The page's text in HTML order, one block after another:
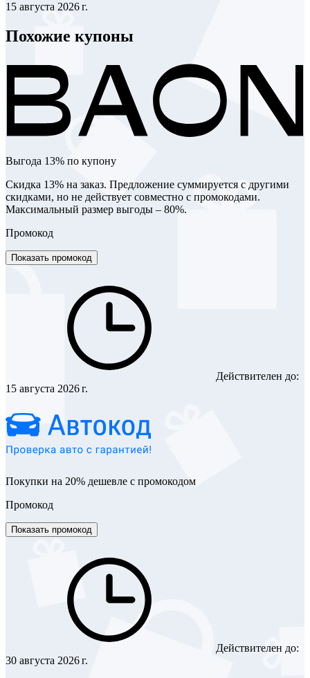
15 августа 2026 г.
Похожие купоны
Выгода 13% по купону
Скидка 13% на заказ. Предложение суммируется с другими
скидками, но не действует совместно с промокодами.
Максимальный размер выгоды – 80%.
Промокод
Показать промокод
Действителен до:
15 августа 2026 г.
Покупки на 20% дешевле с промокодом
Промокод
Показать промокод
Действителен до:
30 августа 2026 г.